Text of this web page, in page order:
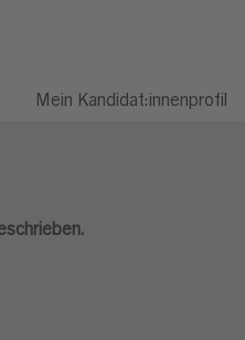
Mein Kandidat:innenprofil